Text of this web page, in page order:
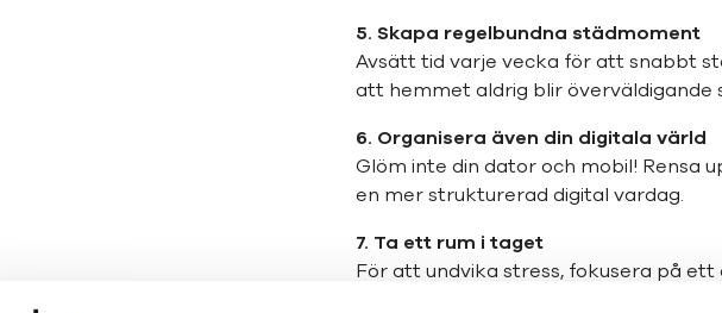
5. Skapa regelbundna städmoment
Avsätt tid varje vecka för att snabbt
att hemmet aldrig blir överväldigande
6. Organisera även din digitala värld
Glöm inte din dator och mobil! Rensa
en mer strukturerad digital vardag.
7. Ta ett rum i taget
För att undvika stress, fokusera på